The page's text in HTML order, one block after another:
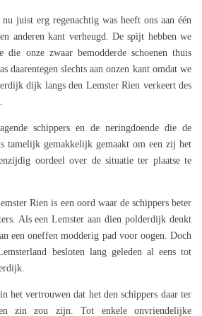
juist erg regenachtig was heeft ons aan één
anderen kant verheugd. De spijt hebben we
die onze zwaar bemodderde schoenen thuis
daarentegen slechts aan onzen kant omdat we
dijk langs den Lemster Rien verkeert des
schippers en de neringdoende die de
tamelijk gemakkelijk gemaakt om een zij het
oordeel over de situatie ter plaatse te
Rien is een oord waar de schippers beter
Als een Lemster aan dien polderdijk denkt
een oneffen modderig pad voor oogen. Doch
besloten lang geleden al eens tot
het vertrouwen dat het den schippers daar ter
zin zou zijn. Tot enkele onvriendelijke